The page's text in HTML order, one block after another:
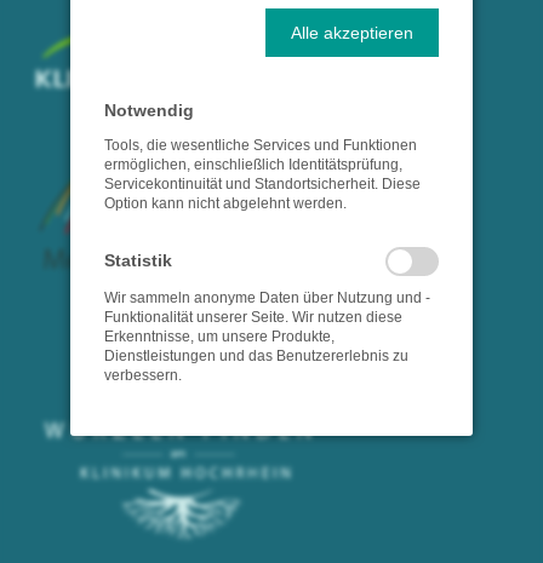
Alle akzeptieren
Notwendig
Tools, die wesentliche Services und Funktionen
ermöglichen, einschließlich Identitätsprüfung,
Servicekontinuität und Standortsicherheit. Diese
Option kann nicht abgelehnt werden.
Statistik
Wir sammeln anonyme Daten über Nutzung und -
Funktionalität unserer Seite. Wir nutzen diese
Erkenntnisse, um unsere Produkte,
Dienstleistungen und das Benutzererlebnis zu
verbessern.